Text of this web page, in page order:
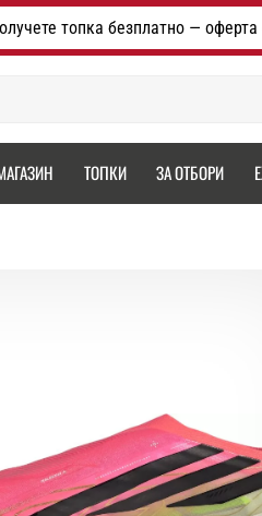
топка безплатно — оферта
ТОПКИ ЗА ОТБОРИ